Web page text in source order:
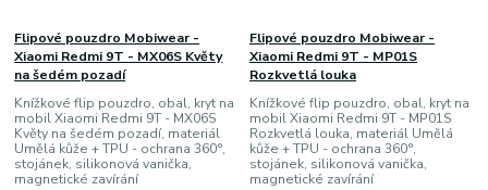
Flipové pouzdro Mobiwear -
Xiaomi Redmi 9T - MX06S Květy
na šedém pozadí
Knížkové flip pouzdro, obal, kryt na
mobil Xiaomi Redmi 9T - MX06S
Květy na šedém pozadí, materiál
Umělá kůže + TPU - ochrana 360°,
stojánek, silikonová vanička,
magnetické zavírání
Flipové pouzdro Mobiwear -
Xiaomi Redmi 9T - MP01S
Rozkvetlá louka
Knížkové flip pouzdro, obal, kryt na
mobil Xiaomi Redmi 9T - MP01S
Rozkvetlá louka, materiál Umělá
kůže + TPU - ochrana 360°,
stojánek, silikonová vanička,
magnetické zavírání